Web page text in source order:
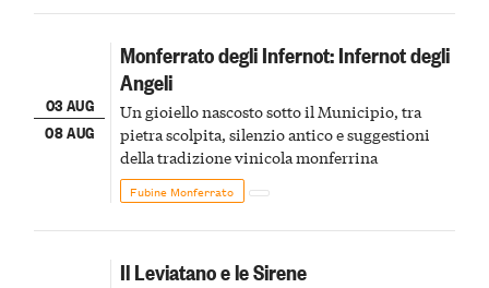
03 AUG
08 AUG
Monferrato degli Infernot: Infernot degli
Angeli
Un gioiello nascosto sotto il Municipio, tra
pietra scolpita, silenzio antico e suggestioni
della tradizione vinicola monferrina
Fubine Monferrato
Il Leviatano e le Sirene